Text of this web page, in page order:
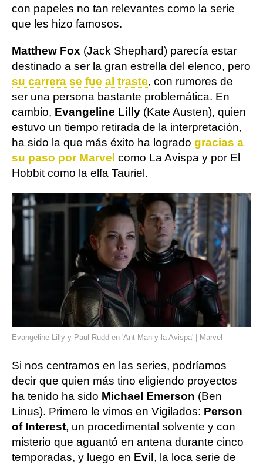
con papeles no tan relevantes como la serie
que les hizo famosos.
Matthew Fox (Jack Shephard) parecía estar
destinado a ser la gran estrella del elenco, pero
su carrera se fue al traste, con rumores de
ser una persona bastante problemática. En
cambio, Evangeline Lilly (Kate Austen), quien
estuvo un tiempo retirada de la interpretación,
ha sido la que más éxito ha logrado gracias a
su paso por Marvel como La Avispa y por El
Hobbit como la elfa Tauriel.
Evangeline Lilly y Paul Rudd en 'Ant-Man y la Avispa' | Marvel
Si nos centramos en las series, podríamos
decir que quien más tino eligiendo proyectos
ha tenido ha sido Michael Emerson (Ben
Linus). Primero le vimos en Vigilados: Person
of Interest, un procedimental solvente y con
misterio que aguantó en antena durante cinco
temporadas, y luego en Evil , la loca serie de